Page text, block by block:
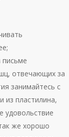
письме
отвечающих за
занимайтесь с
из пластилина,
удовольствие
же хорошо